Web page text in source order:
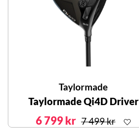
Taylormade
Taylormade Qi4D Driver
6 799 kr 7 499 kr